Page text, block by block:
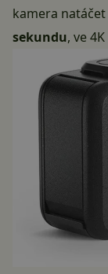
kamera natáčet
sekundu, ve